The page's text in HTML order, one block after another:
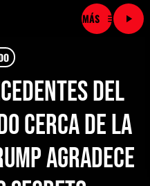
menu
play_arrow
del
cerca de la
agradece